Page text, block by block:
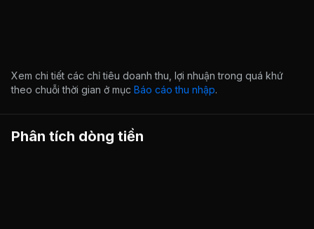
Xem chi tiết các chỉ tiêu doanh thu, lợi nhuận trong quá khứ
theo chuỗi thời gian ở mục Báo cáo thu nhập.
Phân tích dòng tiền